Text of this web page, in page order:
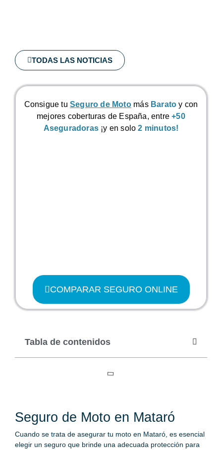
Seguro de Moto en Mataró
Cuando se trata de asegurar tu moto en Mataró, es esencial
elegir un seguro que brinde una adecuada protección para
TODAS LAS NOTICIAS
Consigue tu Seguro de Motomás Barato y con
mejores coberturas de España, entre+50
Aseguradoras ¡y en solo2 minutos!
COMPARAR SEGURO ONLINE
Tabla de contenidos